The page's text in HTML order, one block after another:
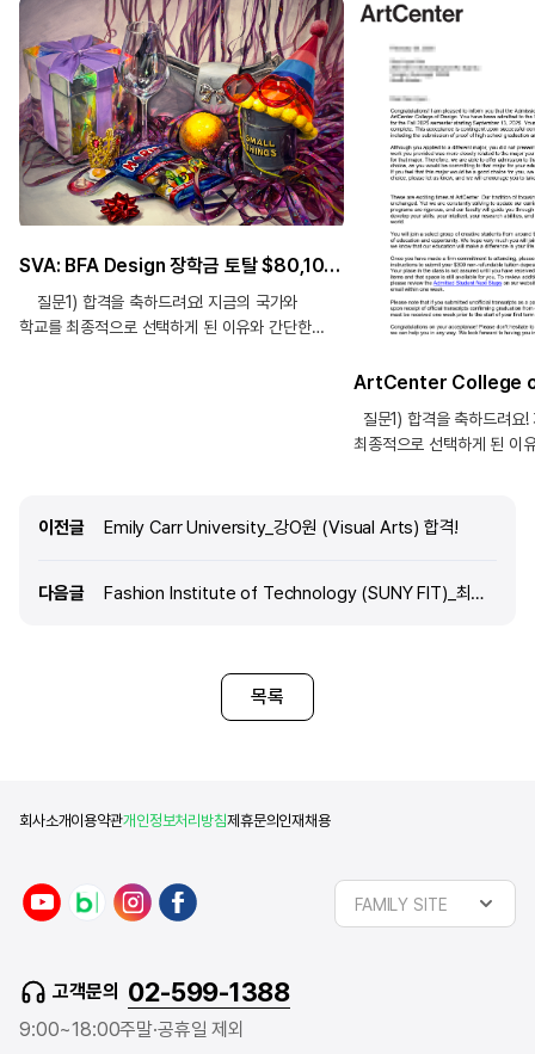
SVA: BFA Design 장학금 토탈 $80,100/ OTIS: BFA Graphic Design (Major)/ Motion Design (Minor) 장학금 $34,000/per year, USCD: Visual Arts(Media Major)/ UC Irvine (BA Art)/ UC Santa Barbara: Art in the College of Letters and Science 합격_정O서
질문1) 합격을 축하드려요! 지금의 국가와
학교를 최종적으로 선택하게 된 이유와 간단한
커리큘럼과 활발한 동문 네트워크, 그리고 장학
단계 더 성장하고 싶습니다. 질문2) 유학을
질문1) 합격을 축하드려요
최종적으로 선택하게 된 이
이유는 예술 전공을 희망하
해외에서 폭넓은 교육과 다
대학에서만 경험할 수 있는
이전글 이전글
Emily Carr University_강O원 (Visual Arts) 합격!
다음글 다음글
Fashion Institute of Technology (SUNY FIT)_최OO (AAS Fashion Design) 합격!
목록
회사소개이용약관개인정보처리방침제휴문의인재채용
FAMILY SITE
고객문의 02-599-1388
9:00~18:00주말·공휴일 제외